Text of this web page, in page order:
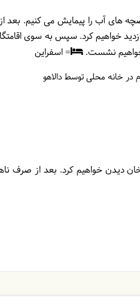
های آب را پیمایش می کنیم.
خواهیم کرد. سپس به سوی
نشست.
= اسفراین
در خانه محلی توسط دالاهو
دیدن خواهیم کرد. بعد از صرف